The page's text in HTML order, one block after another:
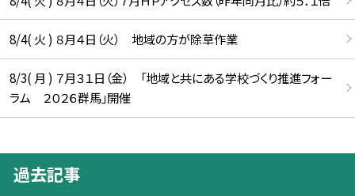
8/4( 火 ) ８月４日（火） 地域の方が除草作業
8/3( 月 ) ７月３１日（金） 「地域と共にある学校づくり推進フォー
ラム ２０２６群馬」開催
過去記事